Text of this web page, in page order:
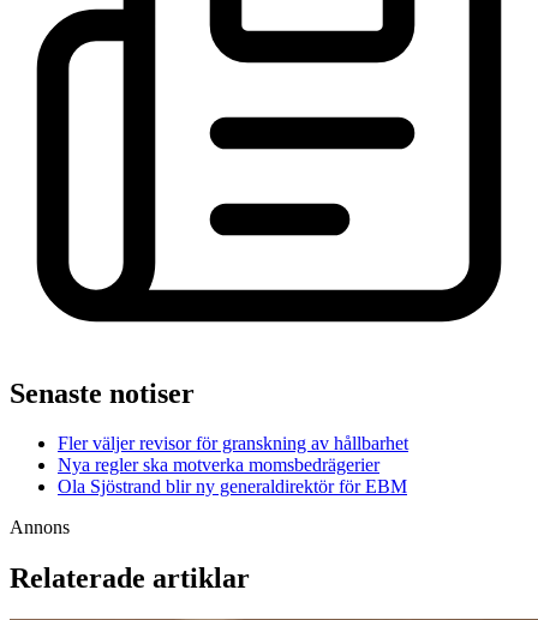
Senaste notiser
Fler väljer revisor för granskning av hållbarhet
Nya regler ska motverka momsbedrägerier
Ola Sjöstrand blir ny generaldirektör för EBM
Annons
Relaterade artiklar